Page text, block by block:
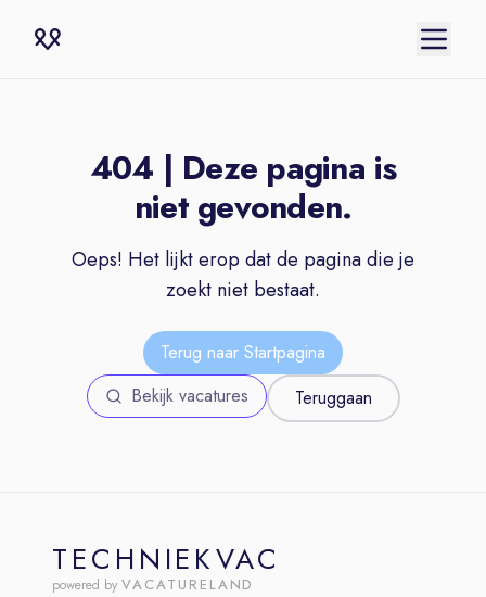
404 | Deze pagina is
niet gevonden.
Oeps! Het lijkt erop dat de pagina die je
zoekt niet bestaat.
Terug naar Startpagina
Bekijk vacatures
Teruggaan
TECHNIEKVAC
powered by VACATURELAND